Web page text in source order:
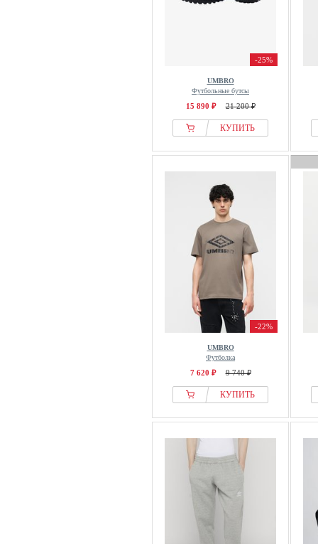
-25%
UMBRO
Футбольные бутсы
15 890 ₽ 21 200 ₽
КУПИТЬ
-22%
UMBRO
Футболка
7 620 ₽ 9 740 ₽
КУПИТЬ